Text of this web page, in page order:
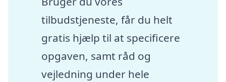
tilbudstjeneste, får du helt
gratis hjælp til at specificere
opgaven, samt råd og
vejledning under hele